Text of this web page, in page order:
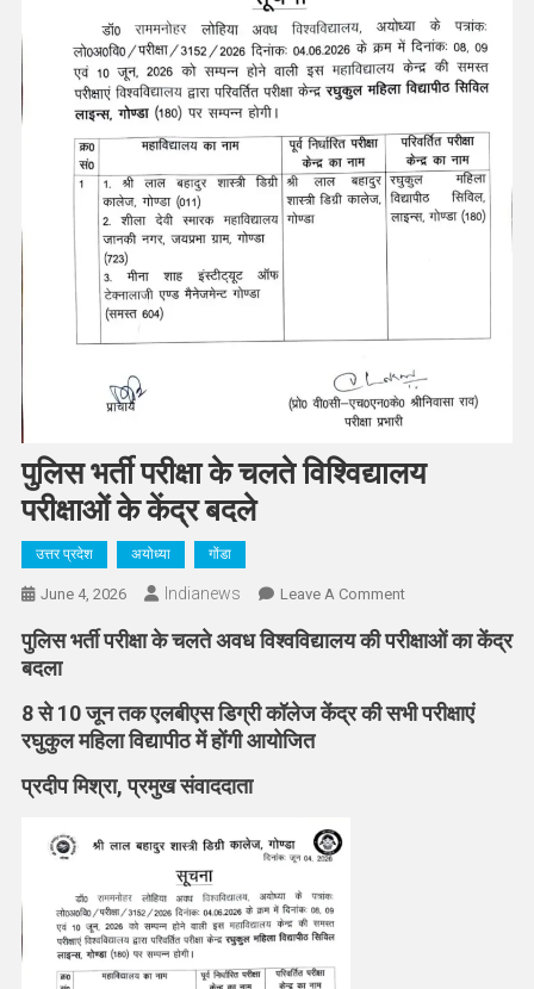
पुलिस भर्ती परीक्षा के चलते विश्विद्यालय
परीक्षाओं के केंद्र बदले
उत्तर प्रदेश अयोध्या गोंडा
June 4, 2026 Indianews Leave A CommentOn
भर्ती
के
पुलिस भर्ती परीक्षा के चलते अवध विश्वविद्यालय की परीक्षाओं का केंद्र
बदला
8 से 10 जून तक एलबीएस डिग्री कॉलेज केंद्र की सभी परीक्षाएं
रघुकुल महिला विद्यापीठ में होंगी आयोजित
प्रदीप मिश्रा, प्रमुख संवाददाता